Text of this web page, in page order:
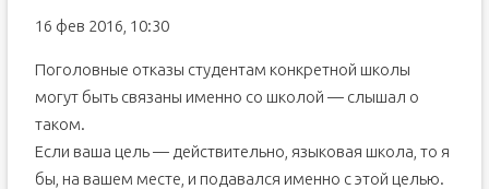
16 фев 2016, 10:30
Поголовные отказы студентам конкретной школы
могут быть связаны именно со школой — слышал о
таком.
Если ваша цель — действительно, языковая школа, то я
бы, на вашем месте, и подавался именно с этой целью.